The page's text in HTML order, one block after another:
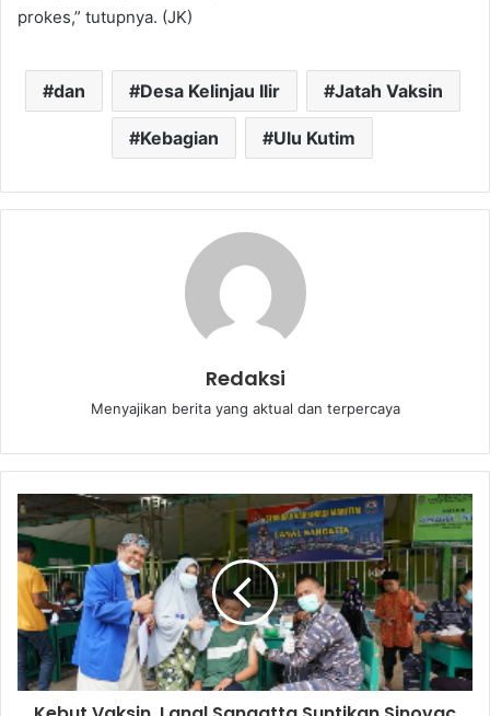
prokes,” tutupnya. (JK)
dan Desa Kelinjau Ilir Jatah Vaksin
Kebagian Ulu Kutim
Redaksi
Menyajikan berita yang aktual dan terpercaya